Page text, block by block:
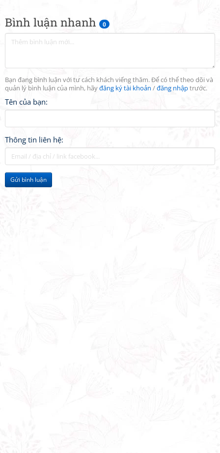
Bình luận nhanh 0
Bạn đang bình luận với tư cách khách viếng thăm. Để có thể theo dõi và
quản lý bình luận của mình, hãyđăng ký tài khoản /đăng nhậptrước.
Tên của bạn:
Thông tin liên hệ:
Gửi bình luận